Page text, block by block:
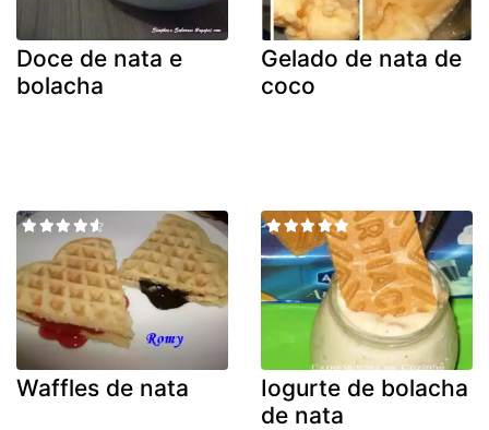
Doce de nata e
bolacha
Gelado de nata de
coco
Waffles de nata
Iogurte de bolacha
de nata